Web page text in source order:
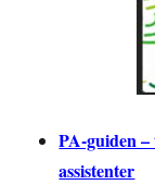
PA-guiden
assistenter